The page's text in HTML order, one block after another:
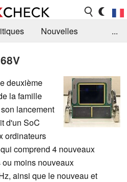
Nouvelles
...
deuxième
la famille
lancement
d'un SoC
ordinateurs
comprend 4 nouveaux
moins nouveaux
ainsi que le nouveau et